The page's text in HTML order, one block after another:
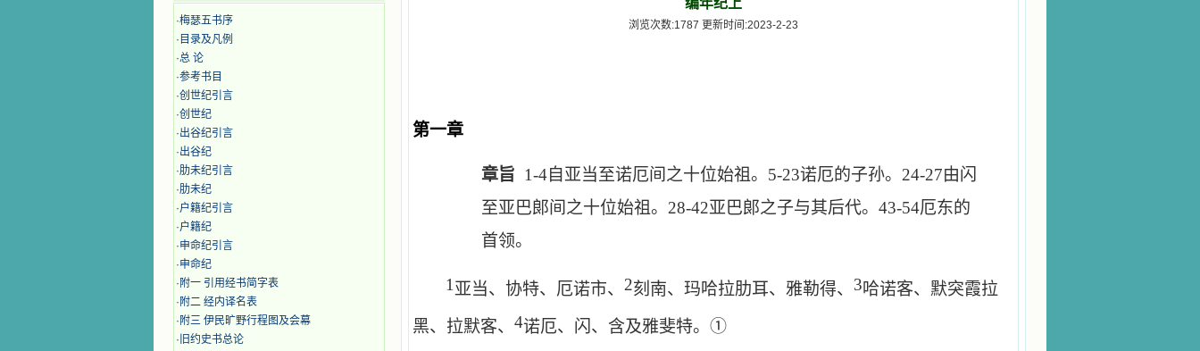
·梅瑟五书序
· 目录及凡例
·总 论
·参考书目
·创世纪引言
·创世纪
·出谷纪引言
·出谷纪
·肋未纪引言
·肋未纪
·户籍纪引言
·户籍纪
·申命纪引言
·申命纪
· 附一 引用经书简字表
· 附二 经内译名表
· 附三 伊民旷野行程图及会幕
· 旧约史书总论
编年纪上
浏览次数:1787 更新时间:2023-2-23
第一章
章旨 1-4自亚当至诺厄间之十位始祖。 5-23诺厄的子孙。 24-27由闪
至亚巴郞间之十位始祖。 28-42亚巴郞之子与其后代。 43-54厄东的
首领。
1 亚当、协特、厄诺市、 2刻南、玛哈拉肋耳、雅勒得、 3哈诺客、默突霞拉
黑、拉默客、 4诺厄、闪、含及雅斐特。①